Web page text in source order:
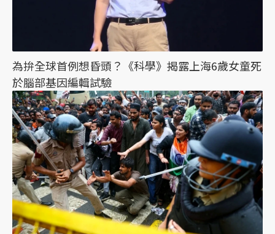
為拚全球首例想昏頭？《科學》揭露上海6歲女童死
於腦部基因編輯試驗